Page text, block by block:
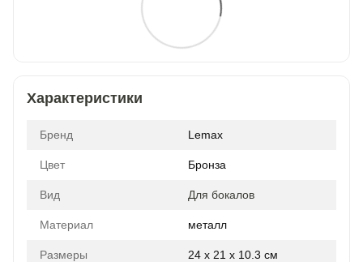
Характеристики
Бренд Lemax
Цвет Бронза
Вид Для бокалов
Материал металл
Размеры 24 x 21 x 10.3 см